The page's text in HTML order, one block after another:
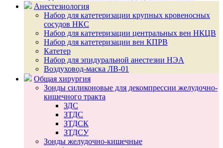
Анестезиология
Набор для катетеризации крупных кровеносных
сосудов НКС
Набор для катетеризации центральных вен НКЦВ
Набор для катетеризации вен КПРВ
Катетер
Набор для эпидуральной анестезии НЭА
Воздуховод-маска ЛВ-01
Общая хирургия
Зонды силиконовые для декомпрессии желудочно-
кишечного тракта
ЗДС
ЗТДС
ЗТДСК
ЗТДСУ
Зонды желудочно-кишечные